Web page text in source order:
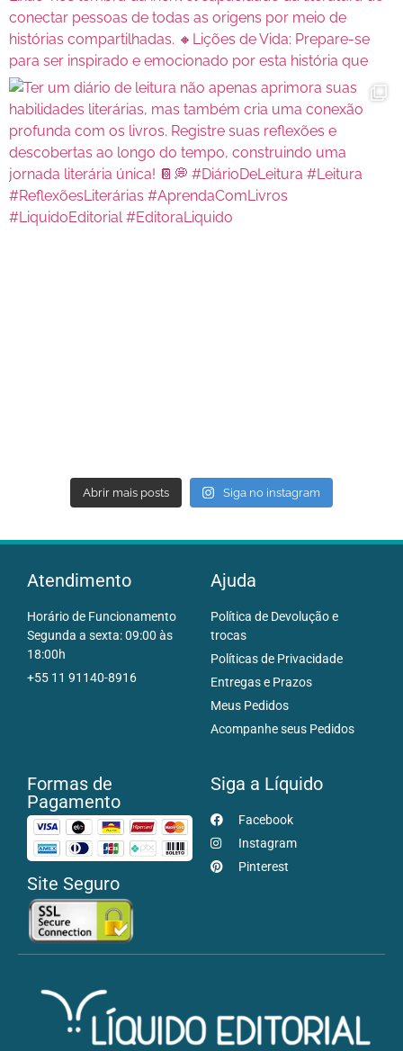
Abrir mais posts Siga no instagram
Atendimento
Horário de Funcionamento
Segunda a sexta: 09:00 às
18:00h
+55 11 91140-8916
Ajuda
Política de Devolução e
trocas
Políticas de Privacidade
Entregas e Prazos
Meus Pedidos
Acompanhe seus Pedidos
Formas de
Pagamento
Site Seguro
Siga a Líquido
Facebook
Instagram
Pinterest